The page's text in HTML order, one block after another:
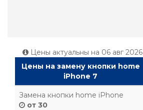
Цены актуальны на 06 авг 2026
Цены на замену кнопки home
iPhone 7
Замена кнопки home iPhone
от 30